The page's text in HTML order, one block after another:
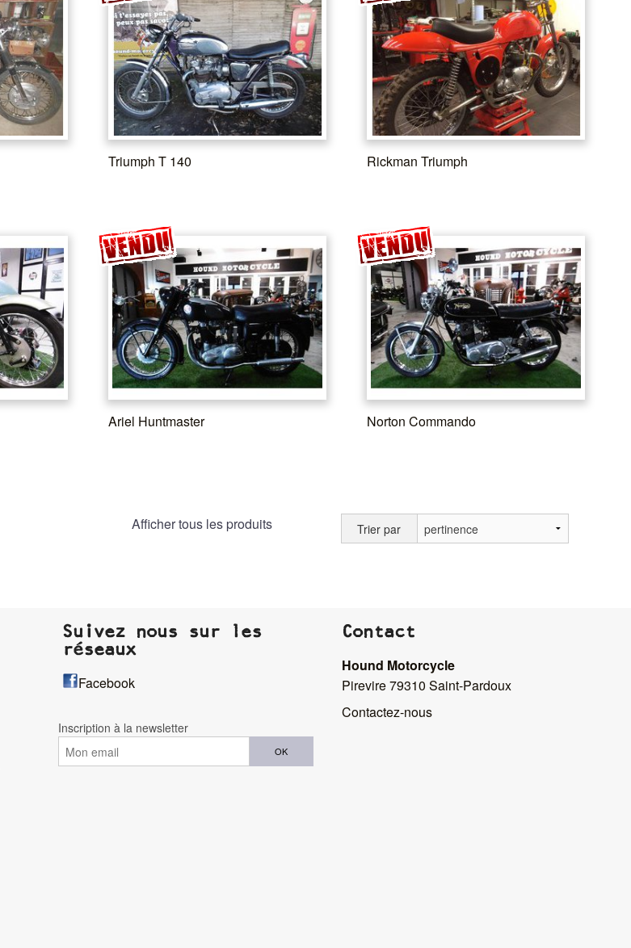
Triumph T 140 Rickman Triumph
Ariel Huntmaster Norton Commando
Afficher tous les produits Trier par
Suivez nous sur les
réseaux
Facebook
Inscription à la newsletter
OK
Contact
Hound Motorcycle
Pirevire 79310 Saint-Pardoux
Contactez-nous